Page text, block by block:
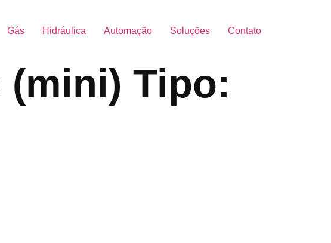
Gás Hidráulica Automação Soluções Contato
(mini) Tipo: